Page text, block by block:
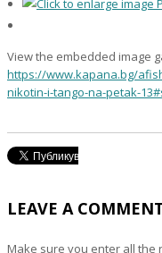
View the embedded image
https://www.kapana.bg/
nikotin-i-tango-na-petak-
LEAVE A
Make sure you enter all